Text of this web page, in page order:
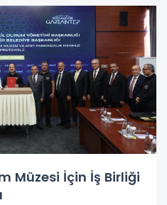
Müzesi İçin İş Birliği